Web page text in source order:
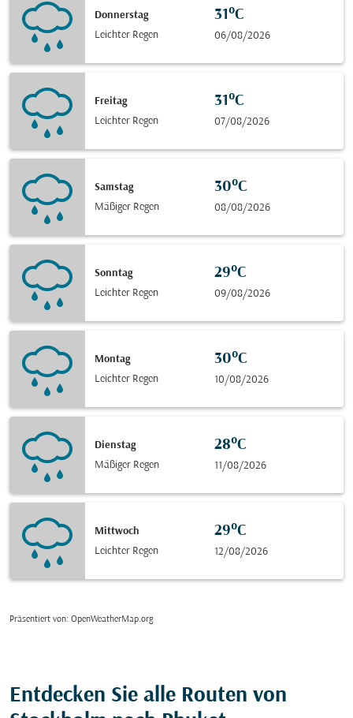
Donnerstag
Leichter Regen
31°C
06/08/2026
Freitag
Leichter Regen
31°C
07/08/2026
Samstag
Mäßiger Regen
30°C
08/08/2026
Sonntag
Leichter Regen
29°C
09/08/2026
Montag
Leichter Regen
30°C
10/08/2026
Dienstag
Mäßiger Regen
28°C
11/08/2026
Mittwoch
Leichter Regen
29°C
12/08/2026
Präsentiert von: OpenWeatherMap.org
Entdecken Sie alle Routen von